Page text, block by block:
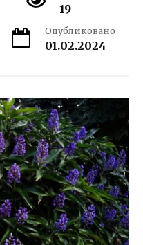
19
Опубликовано
01.02.2024